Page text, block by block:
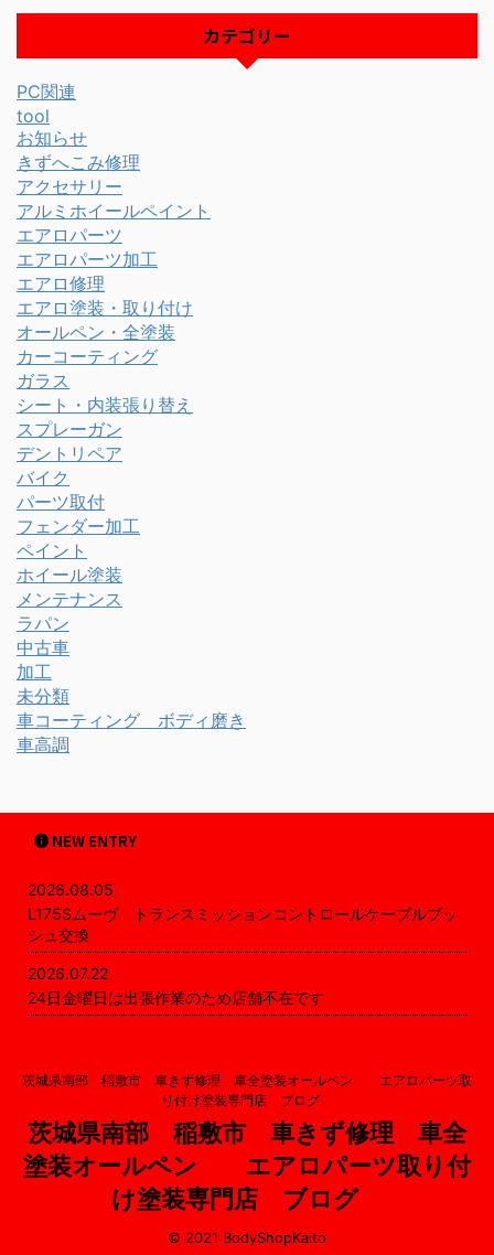
カテゴリー
PC関連
tool
お知らせ
きずへこみ修理
アクセサリー
アルミホイールペイント
エアロパーツ
エアロパーツ加工
エアロ修理
エアロ塗装・取り付け
オールペン・全塗装
カーコーティング
ガラス
シート・内装張り替え
スプレーガン
デントリペア
バイク
パーツ取付
フェンダー加工
ペイント
ホイール塗装
メンテナンス
ラパン
中古車
加工
未分類
車コーティング ボディ磨き
車高調
NEW ENTRY
2026.08.05
L175Sムーヴ トランスミッションコントロールケーブルブッ
シュ交換
2026.07.22
24日金曜日は出張作業のため店舗不在です
茨城県南部 稲敷市 車きず修理 車全塗装オールペン エアロパーツ取
り付け塗装専門店 ブログ
茨城県南部 稲敷市 車きず修理 車全
塗装オールペン エアロパーツ取り付
け塗装専門店 ブログ
© 2021 BodyShopKaito